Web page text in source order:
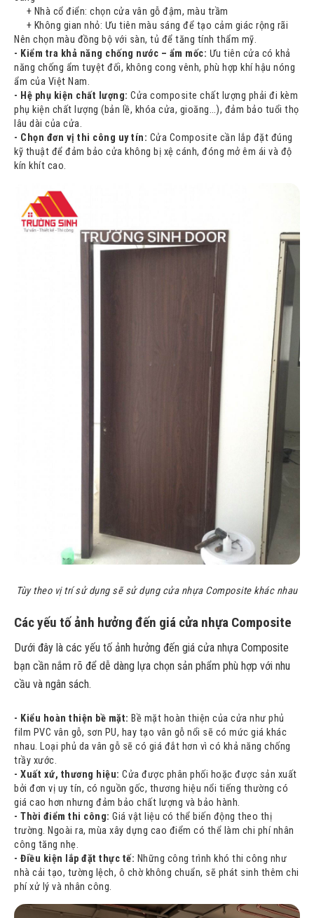
+ Nhà cổ điển: chọn cửa vân gỗ đậm, màu trầm
+ Không gian nhỏ: Ưu tiên màu sáng để tạo cảm giác rộng rãi
Nên chọn màu đồng bộ với sàn, tủ để tăng tính thẩm mỹ.
- Kiểm tra khả năng chống nước – ẩm mốc: Ưu tiên cửa có khả
năng chống ẩm tuyệt đối, không cong vênh, phù hợp khí hậu nóng
ẩm của Việt Nam.
- Hệ phụ kiện chất lượng: Cửa composite chất lượng phải đi kèm
phụ kiện chất lượng (bản lề, khóa cửa, gioăng…), đảm bảo tuổi thọ
lâu dài của cửa.
- Chọn đơn vị thi công uy tín: Cửa Composite cần lắp đặt đúng
kỹ thuật để đảm bảo cửa không bị xệ cánh, đóng mở êm ái và độ
kín khít cao.
Tùy theo vị trí sử dụng sẽ sử dụng cửa nhựa Composite khác nhau
Các yếu tố ảnh hưởng đến giá cửa nhựa Composite
Dưới đây là các yếu tố ảnh hưởng đến giá cửa nhựa Composite
bạn cần nắm rõ để dễ dàng lựa chọn sản phẩm phù hợp với nhu
cầu và ngân sách.
- Kiểu hoàn thiện bề mặt: Bề mặt hoàn thiện của cửa như phủ
film PVC vân gỗ, sơn PU, hay tạo vân gỗ nổi sẽ có mức giá khác
nhau. Loại phủ da vân gỗ sẽ có giá đắt hơn vì có khả năng chống
trầy xước.
- Xuất xứ, thương hiệu: Cửa được phân phối hoặc được sản xuất
bởi đơn vị uy tín, có nguồn gốc, thương hiệu nổi tiếng thường có
giá cao hơn nhưng đảm bảo chất lượng và bảo hành.
- Thời điểm thi công: Giá vật liệu có thể biến động theo thị
trường. Ngoài ra, mùa xây dựng cao điểm có thể làm chi phí nhân
công tăng nhẹ.
- Điều kiện lắp đặt thực tế: Những công trình khó thi công như
nhà cải tạo, tường lệch, ô chờ không chuẩn, sẽ phát sinh thêm chi
phí xử lý và nhân công.